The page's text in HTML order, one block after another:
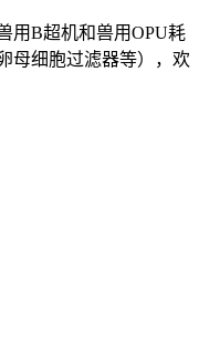
用B超机和兽用OPU耗
母细胞过滤器等），欢